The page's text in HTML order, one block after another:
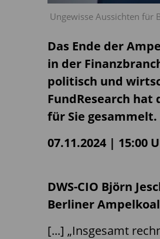
Ungewisse Aussichten für
Das Ende der
in der
politisch und
FundResearch
für Sie gesammelt.
07.11.2024 | 15:00
DWS-CIO Björn
Berliner
[...] „Insgesamt